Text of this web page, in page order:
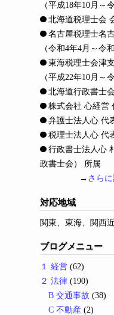
（平成18年10月～
北海道税理士会
名古屋税理士名
（令和4年4月～令
東海税理士会津
（平成22年10月～
北海道行政書士
株式会社 心経営
弁護士法人心 代
税理士法人心 代
行政書士法人心
政書士会） 所属
→ さら
対応地域
関東、東海、関西
ブログメニュー
１ 経営 (62)
２ 法律 (190)
B 交通事故 (38)
C 不動産 (2)